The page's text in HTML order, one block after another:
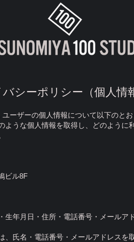
シーポリシー（個人情
ーザーの個人情報について以下のと
ような個人情報を取得し、どのよう
ビル8F
生年月日・住所・電話番号・メール
氏名・電話番号・メールアドレスを